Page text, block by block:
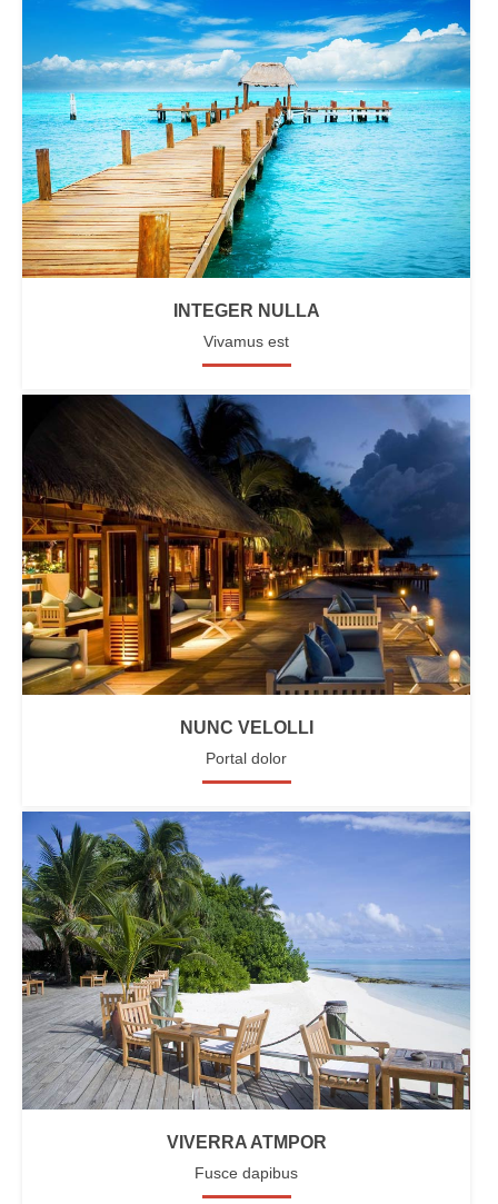
INTEGER NULLA
Vivamus est
NUNC VELOLLI
Portal dolor
VIVERRA ATMPOR
Fusce dapibus